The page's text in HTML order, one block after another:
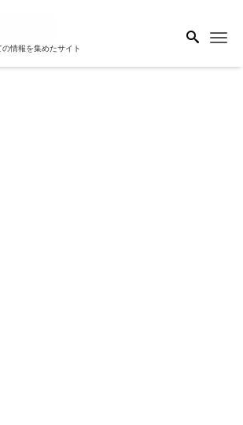
情報を集めたサイト